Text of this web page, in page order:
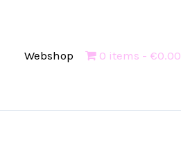
Webshop 0 items €0.00